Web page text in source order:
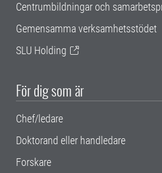
Centrumbildningar och
Gemensamma verksamhetsstödet
SLU Holding
För dig som är
Chef/ledare
Doktorand eller handledare
Forskare